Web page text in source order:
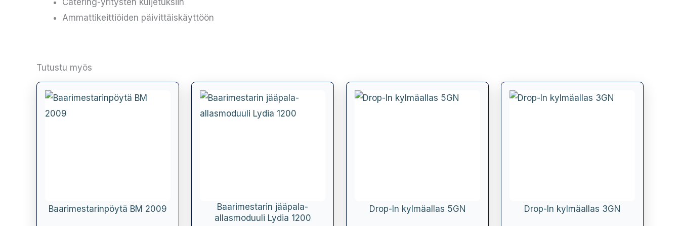
Catering-yritysten kuljetuksiin
Ammattikeittiöiden päivittäiskäyttöön
Tutustu myös
Baarimestarinpöytä BM 2009
Baarimestarin jääpala-
allasmoduuli Lydia 1200
Drop-In kylmäallas 5GN Drop-In kylmäallas 3GN